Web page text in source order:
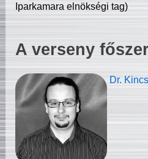
Iparkamara elnökségi tag)
A verseny
Dr.